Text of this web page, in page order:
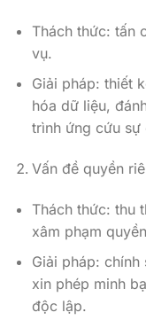
Thách thức: tấn
vụ.
Giải pháp: thiết
hóa dữ liệu,
trình ứng cứu sự
Vấn đề quyền
Thách thức: thu
xâm phạm
Giải pháp:
xin phép minh
độc lập.